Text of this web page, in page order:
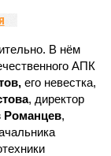
В нём
АПК
его невестка,
, директор
Романцев,